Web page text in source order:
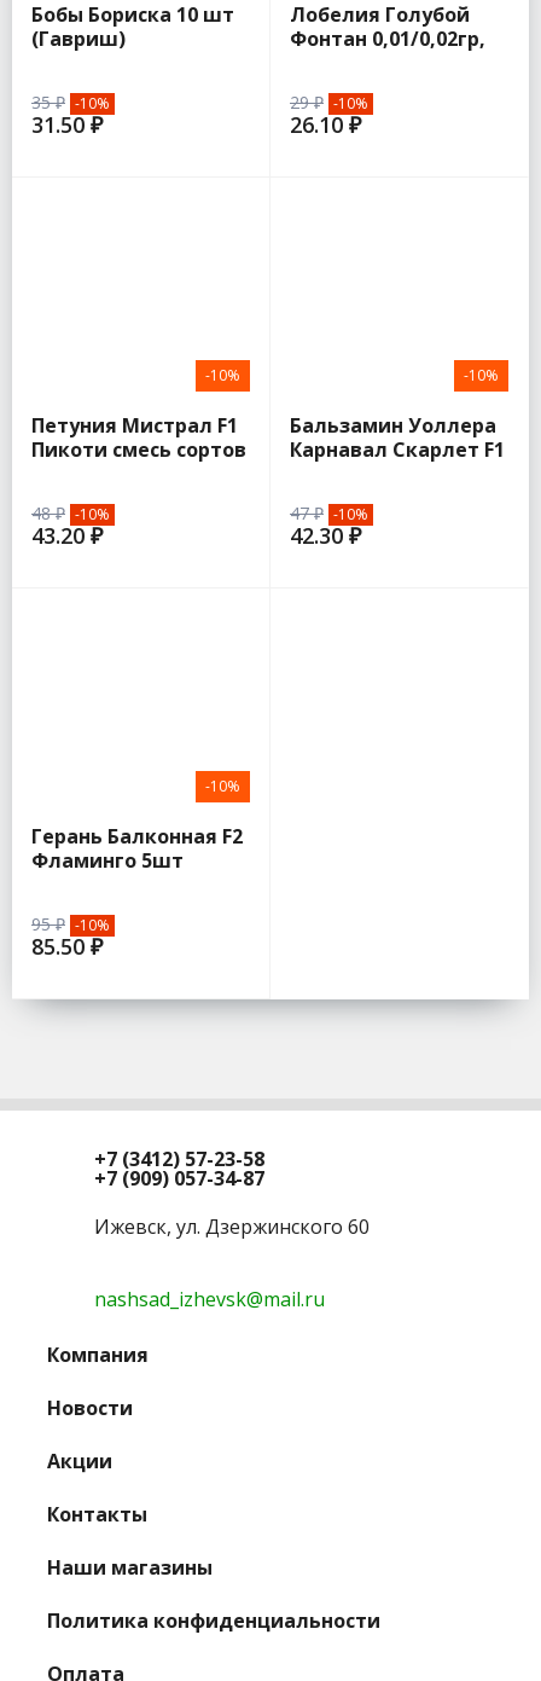
Бобы Бориска 10 шт
(Гавриш)
35 ₽ -10%
31.50 ₽
Лобелия Голубой
Фонтан 0,01/0,02гр,
Алтая)
29 ₽ -10%
26.10 ₽
-10%
Петуния Мистрал F1
Пикоти смесь сортов
48 ₽ -10%
43.20 ₽
-10%
Бальзамин Уоллера
Карнавал Скарлет F1
47 ₽ -10%
42.30 ₽
-10%
Герань Балконная F2
Фламинго 5шт
95 ₽ -10%
85.50 ₽
+7 (3412) 57-23-58
+7 (909) 057-34-87
Ижевск, ул. Дзержинского 60
nashsad_izhevsk@mail.ru
Компания
Новости
Акции
Контакты
Наши магазины
Политика конфиденциальности
Оплата